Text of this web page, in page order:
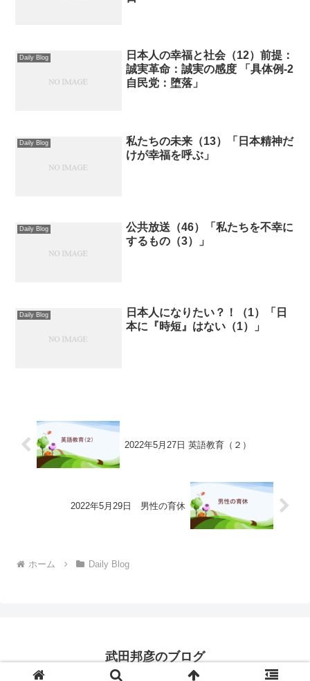
Daily Blog
日本人の幸福と社会（12）前提：
誠実革命：誠実の感度 「具体例-2
自民党：堕落」
Daily Blog
私たちの未来（13）「日本精神だ
けが幸福を呼ぶ」
Daily Blog
公共放送（46）「私たちを不幸に
するもの（3）」
Daily Blog
日本人になりたい？！（1）「日
本に『時短』はない（1）」
2022年5月27日 英語教育（２）
2022年5月29日 男性の育休
ホーム Daily Blog
武田邦彦のブログ
© 2022 武田邦彦のブログ.